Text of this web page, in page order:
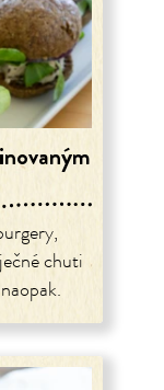
chuti